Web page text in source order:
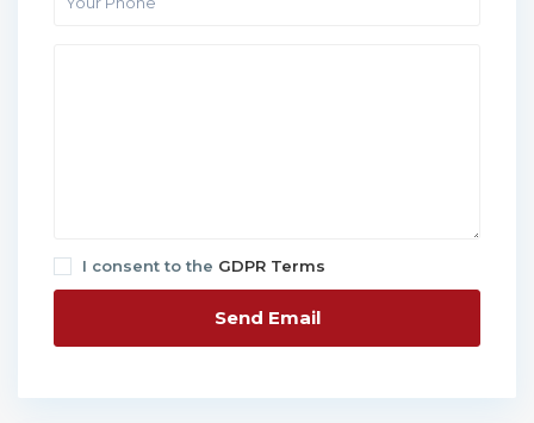
I consent to the GDPR Terms